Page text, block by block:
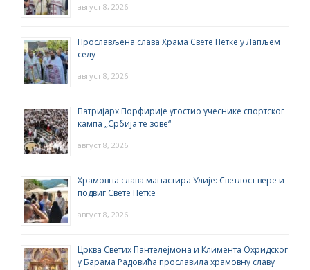
август 8, 2026
Прослављена слава Храма Свете Петке у Лапљем
селу
август 8, 2026
Патријарх Порфирије угостио учеснике спортског
кампа „Србија те зове“
август 8, 2026
Храмовна слава манастира Улије: Светлост вере и
подвиг Свете Петке
август 8, 2026
Црква Светих Пантелејмона и Климента Охридског
у Барама Радовића прославила храмовну славу